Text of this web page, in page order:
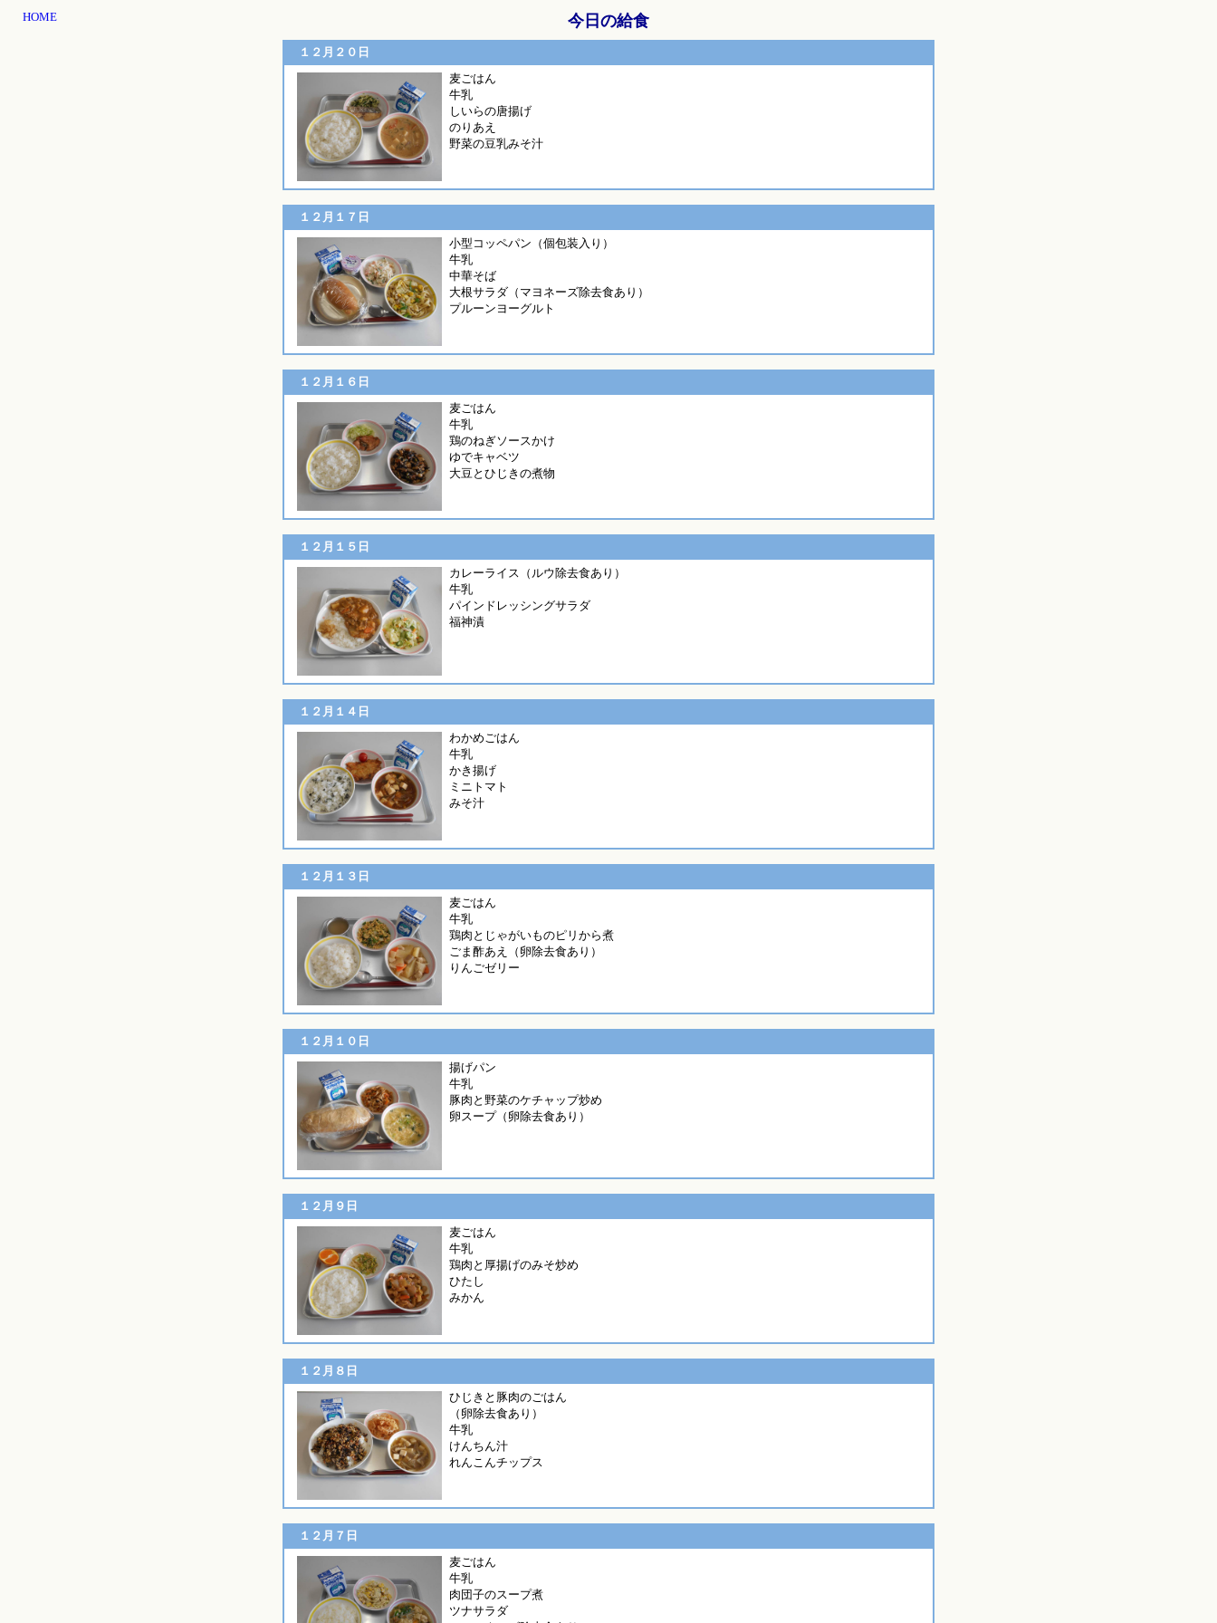
HOME 今日の給食
１２月２０日
麦ごはん
牛乳
しいらの唐揚げ
のりあえ
野菜の豆乳みそ汁
１２月１７日
小型コッペパン（個包装入り）
牛乳
中華そば
大根サラダ（マヨネーズ除去食あり）
プルーンヨーグルト
１２月１６日
麦ごはん
牛乳
鶏のねぎソースかけ
ゆでキャベツ
大豆とひじきの煮物
１２月１５日
カレーライス（ルウ除去食あり）
牛乳
パインドレッシングサラダ
福神漬
１２月１４日
わかめごはん
牛乳
かき揚げ
ミニトマト
みそ汁
１２月１３日
麦ごはん
牛乳
鶏肉とじゃがいものピリから煮
ごま酢あえ（卵除去食あり）
りんごゼリー
１２月１０日
揚げパン
牛乳
豚肉と野菜のケチャップ炒め
卵スープ（卵除去食あり）
１２月９日
麦ごはん
牛乳
鶏肉と厚揚げのみそ炒め
ひたし
みかん
１２月８日
ひじきと豚肉のごはん
（卵除去食あり）
牛乳
けんちん汁
れんこんチップス
１２月７日
麦ごはん
牛乳
肉団子のスープ煮
ツナサラダ